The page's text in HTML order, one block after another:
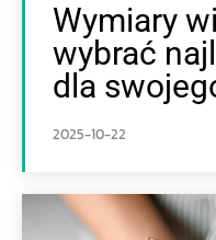
Wymiary
wybrać
dla
2025-10-22